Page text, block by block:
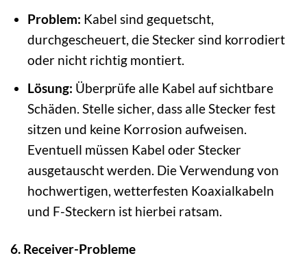
Problem: Kabel sind gequetscht,
durchgescheuert, die Stecker sind korrodiert
oder nicht richtig montiert.
Lösung: Überprüfe alle Kabel auf sichtbare
Schäden. Stelle sicher, dass alle Stecker fest
sitzen und keine Korrosion aufweisen.
Eventuell müssen Kabel oder Stecker
ausgetauscht werden. Die Verwendung von
hochwertigen, wetterfesten Koaxialkabeln
und F-Steckern ist hierbei ratsam.
6. Receiver-Probleme